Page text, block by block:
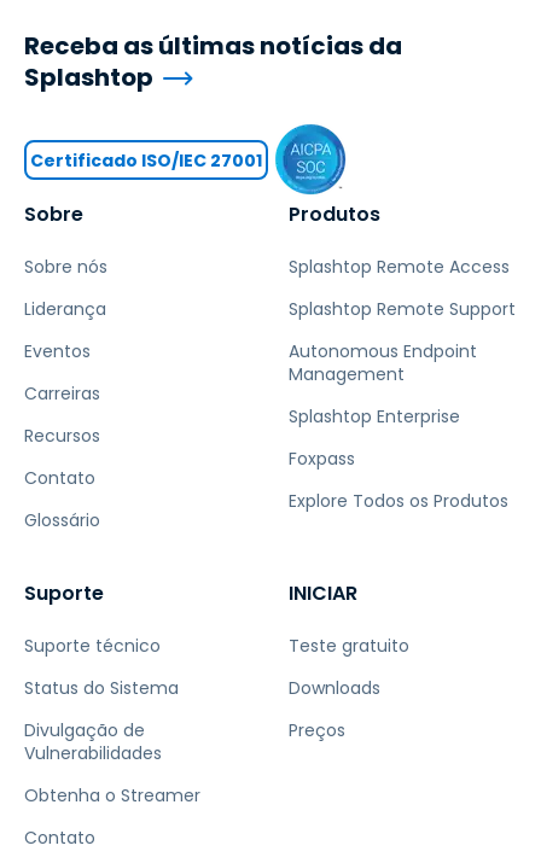
Sobre
Sobre nós
Liderança
Eventos
Carreiras
Recursos
Contato
Glossário
Produtos
Splashtop Remote Access
Splashtop Remote Support
Autonomous Endpoint
Management
Splashtop Enterprise
Foxpass
Explore Todos os Produtos
Suporte
Suporte técnico
Status do Sistema
Divulgação de
Vulnerabilidades
Obtenha o Streamer
Contato
INICIAR
Teste gratuito
Downloads
Preços
Receba as últimas notícias da
Splashtop
Certificado ISO/IEC 27001